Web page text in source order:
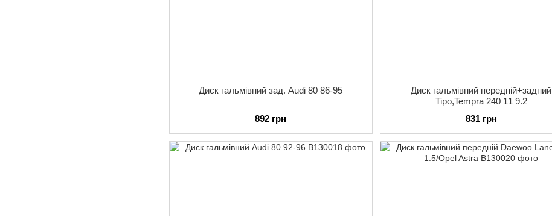
Диск гальмівний зад. Audi 80 86-95
892 грн
Диск гальмівний передній+задний
Tipo,Tempra 240 11 9.2
831 грн